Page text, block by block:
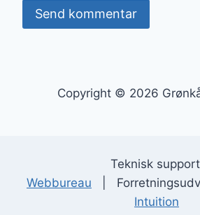
Copyright © 2026
Teknisk
Webbureau |
Intuition